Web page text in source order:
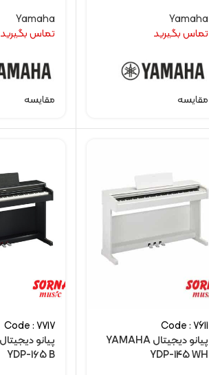
Yamaha
تماس بگیرید
مقایسه
Yamaha
تماس بگیرید
مقایسه
Code : 7611
پیانو دیجیتال YAMAHA
YDP-145 WH
Code : 7717
YDP-165 B